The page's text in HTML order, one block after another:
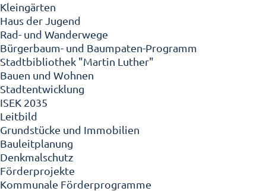
Kleingärten
Haus der Jugend
Rad- und Wanderwege
Bürgerbaum- und Baumpaten-Programm
Stadtbibliothek "Martin Luther"
Bauen und Wohnen
Stadtentwicklung
ISEK 2035
Leitbild
Grundstücke und Immobilien
Bauleitplanung
Denkmalschutz
Förderprojekte
Kommunale Förderprogramme